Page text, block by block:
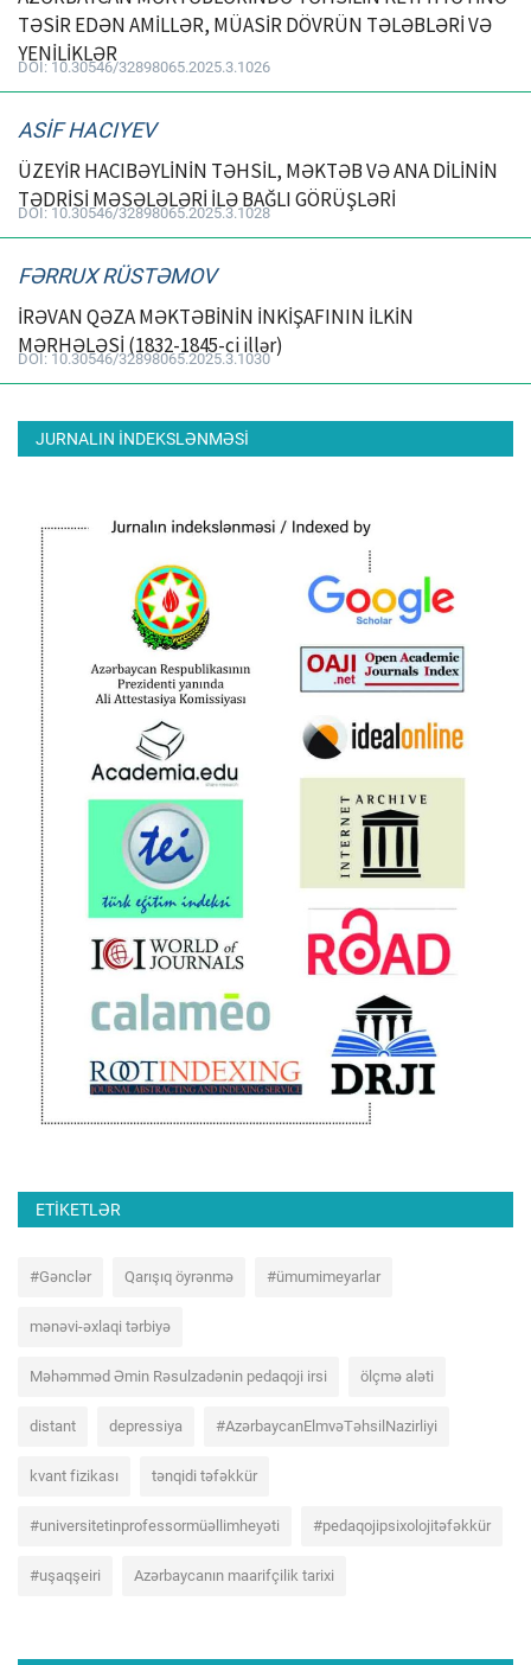
TƏSİR EDƏN AMİLLƏR, MÜASİR DÖVRÜN TƏLƏBLƏRİ VƏ
YENİLİKLƏR
DOI: 10.30546/32898065.2025.3.1026
ASİF HACIYEV
ÜZEYİR HACIBƏYLİNİN TƏHSİL, MƏKTƏB VƏ ANA DİLİNİN
TƏDRİSİ MƏSƏLƏLƏRİ İLƏ BAĞLI GÖRÜŞLƏRİ
DOI: 10.30546/32898065.2025.3.1028
FƏRRUX RÜSTƏMOV
İRƏVAN QƏZA MƏKTƏBİNİN İNKİŞAFININ İLKİN
MƏRHƏLƏSİ (1832-1845-ci illər)
DOI: 10.30546/32898065.2025.3.1030
JURNALIN INDEKSLƏNMƏSI
ETIKETLƏR
#Gənclər Qarışıq öyrənmə #ümumimeyarlar
mənəvi-əxlaqi tərbiyə
Məhəmməd Əmin Rəsulzadənin pedaqoji irsi ölçmə aləti
distant depressiya #AzərbaycanElmvəTəhsilNazirliyi
kvant fizikası tənqidi təfəkkür
#universitetinprofessormüəllimheyəti #pedaqojipsixolojitəfəkkür
#uşaqşeiri Azərbaycanın maarifçilik tarixi